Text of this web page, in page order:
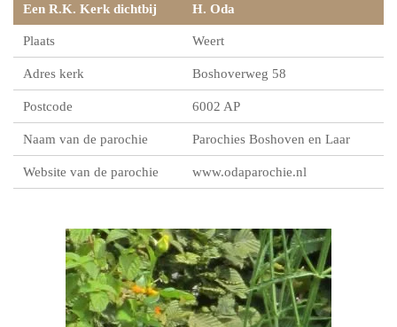
Een R.K. Kerk dichtbij H. Oda
Plaats Weert
Adres kerk Boshoverweg 58
Postcode 6002 AP
Naam van de parochie Parochies Boshoven en Laar
Website van de parochie www.odaparochie.nl